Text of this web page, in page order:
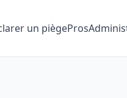
un piègePros